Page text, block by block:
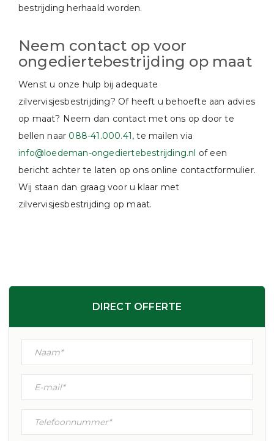
bestrijding herhaald worden.
Neem contact op voor
ongediertebestrijding op maat
Wenst u onze hulp bij adequate
zilvervisjesbestrijding? Of heeft u behoefte aan advies
op maat? Neem dan contact met ons op door te
bellen naar 088-41.000.41, te mailen via
info@loedeman-ongediertebestrijding.nl of een
bericht achter te laten op ons online contactformulier.
Wij staan dan graag voor u klaar met
zilvervisjesbestrijding op maat.
DIRECT OFFERTE